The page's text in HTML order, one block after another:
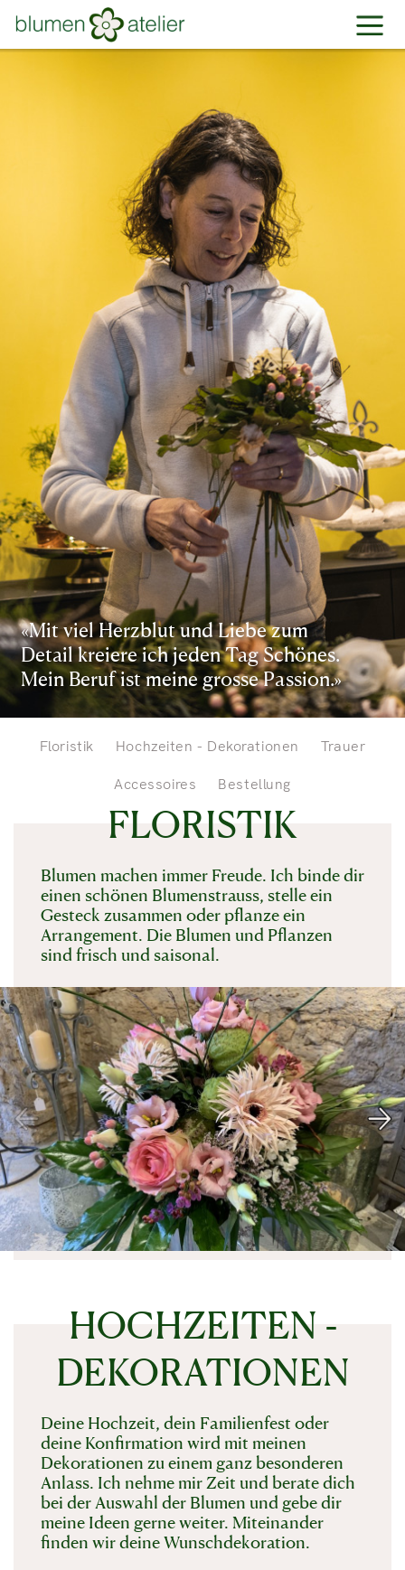
«Mit viel Herzblut und Liebe zum
Detail kreiere ich jeden Tag Schönes.
Mein Beruf ist meine grosse Passion.»
Floristik Hochzeiten - Dekorationen
Trauer
Accessoires
Bestellung
FLORISTIK
Blumen machen immer Freude. Ich binde dir
einen schönen Blumenstrauss, stelle ein
Gesteck zusammen oder pflanze ein
Arrangement. Die Blumen und Pflanzen
sind frisch und saisonal.
HOCHZEITEN -
DEKORATIONEN
Deine Hochzeit, dein Familienfest oder
deine Konfirmation wird mit meinen
Dekorationen zu einem ganz besonderen
Anlass. Ich nehme mir Zeit und berate dich
bei der Auswahl der Blumen und gebe dir
meine Ideen gerne weiter. Miteinander
finden wir deine Wunschdekoration.